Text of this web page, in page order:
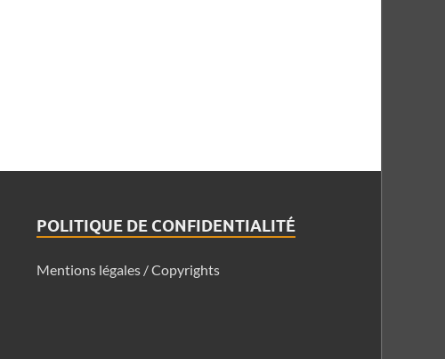
POLITIQUE DE CONFIDENTIALITÉ
Mentions légales / Copyrights